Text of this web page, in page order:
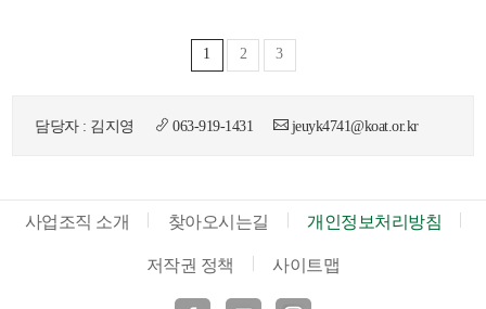
1 2 3
담당자 : 김지영 063-919-1431 jeuyk4741@koat.or.kr
사업조직 소개 찾아오시는길 개인정보처리방침
저작권 정책 사이트맵